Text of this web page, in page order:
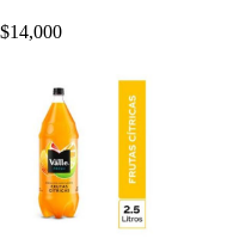
$14,000